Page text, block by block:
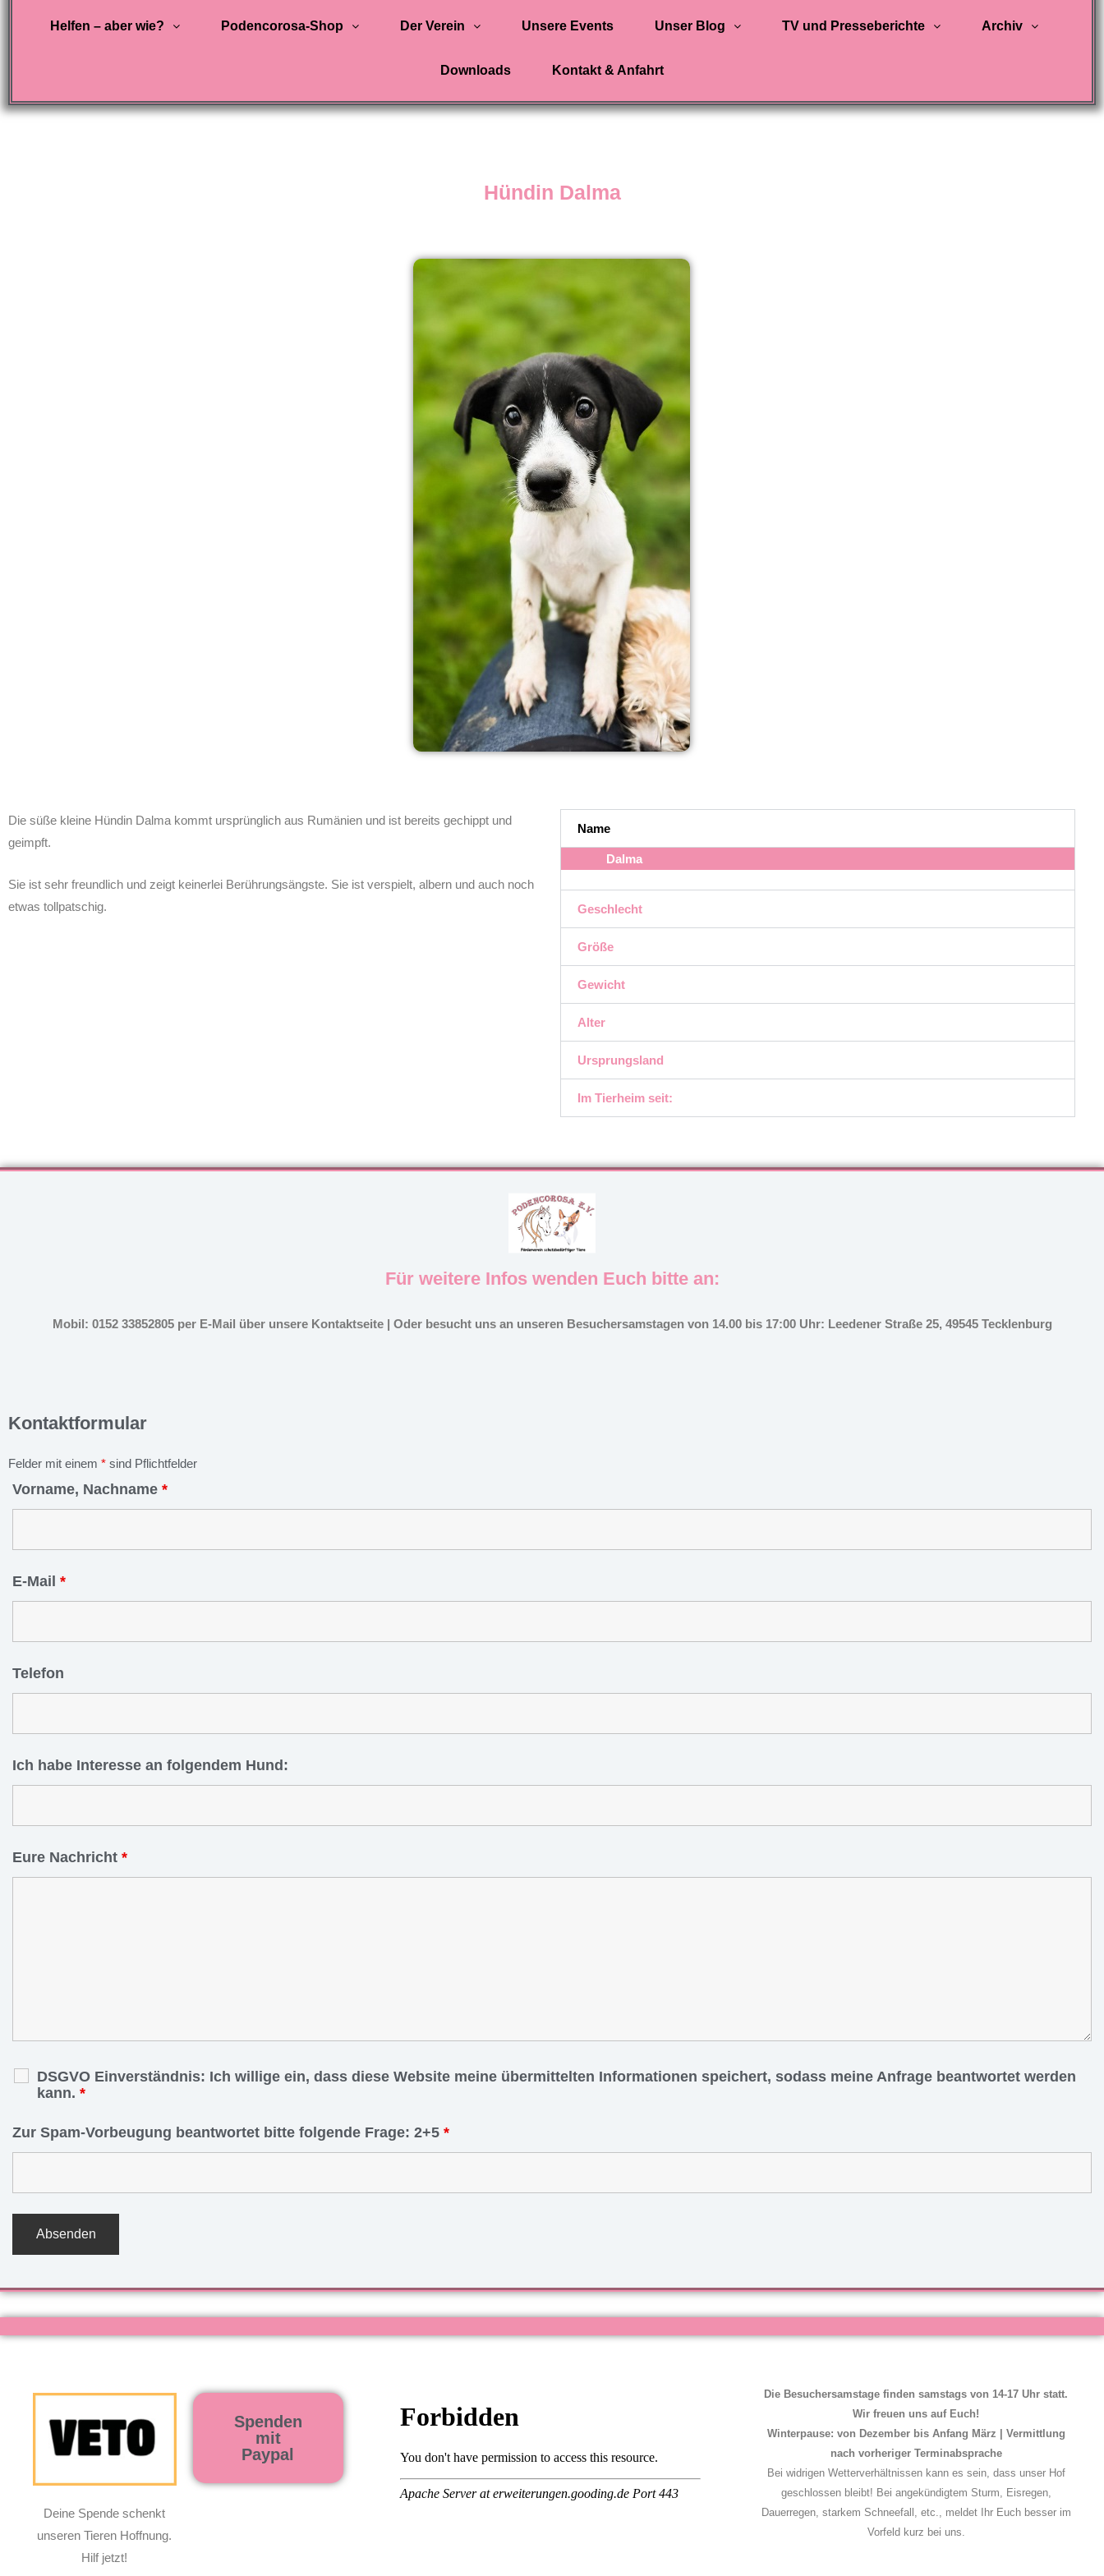
Helfen – aber wie? Podencorosa-Shop Der Verein Unsere Events Unser Blog TV und Presseberichte Archiv
Downloads Kontakt & Anfahrt
Hündin Dalma
Die süße kleine Hündin Dalma kommt ursprünglich aus Rumänien und ist bereits gechippt und
geimpft.
Sie ist sehr freundlich und zeigt keinerlei Berührungsängste. Sie ist verspielt, albern und auch noch
etwas tollpatschig.
Name
Dalma
Geschlecht
Größe
Gewicht
Alter
Ursprungsland
Im Tierheim seit:
Für weitere Infos wenden Euch bitte an:
Mobil: 0152 33852805 per E-Mail über unsere Kontaktseite | Oder besucht uns an unseren Besuchersamstagen von 14.00 bis 17:00 Uhr: Leedener Straße 25, 49545 Tecklenburg
Kontaktformular
Felder mit einem * sind Pflichtfelder
Vorname, Nachname *
E-Mail *
Telefon
Ich habe Interesse an folgendem Hund:
Eure Nachricht *
DSGVO Einverständnis: Ich willige ein, dass diese Website meine übermittelten Informationen speichert, sodass meine Anfrage beantwortet werden
kann. *
Zur Spam-Vorbeugung beantwortet bitte folgende Frage: 2+5 *
Deine Spende schenkt
unseren Tieren Hoffnung.
Hilf jetzt!
Spenden
mit
Paypal
Die Besuchersamstage finden samstags von 14-17 Uhr statt.
Wir freuen uns auf Euch!
Winterpause: von Dezember bis Anfang März | Vermittlung
nach vorheriger Terminabsprache
Bei widrigen Wetterverhältnissen kann es sein, dass unser Hof
geschlossen bleibt! Bei angekündigtem Sturm, Eisregen,
Dauerregen, starkem Schneefall, etc., meldet Ihr Euch besser im
Vorfeld kurz bei uns.